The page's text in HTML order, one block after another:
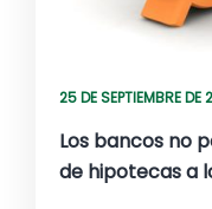
25 DE SEPTIEMBRE DE
Los bancos no
de hipotecas a